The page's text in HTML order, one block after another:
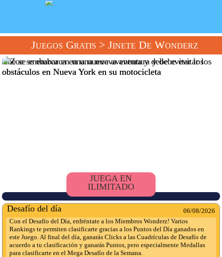
Juegos Gratis > Jinete De Wonderz
Zoe se embarca en una nueva aventura y debe evitar los
obstáculos en Nueva York en su motocicleta
JUEGA EN
ILIMITADO
Desafío del día
06/08/2026
Con el Desafío del Día, enfréntate a los Miembros Wonderz! Varios
Rankings te permiten clasificarte gracias a los Puntos del Día ganados en
este Juego. Al final del día, ganarás Clicks a las Cuadrículas de Desafío de
acuerdo a tu clasificación y ganarás Puntos, pero especialmente Medallas
para clasificarte en el Mega Desafío de la Semana.